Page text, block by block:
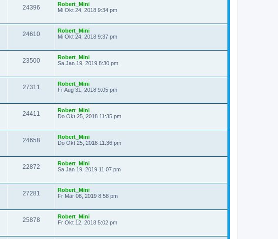
24396
Robert_Mini
Mi Okt 24, 2018 9:34 pm
24610
Robert_Mini
Mi Okt 24, 2018 9:37 pm
23500
Robert_Mini
Sa Jan 19, 2019 8:30 pm
27311
Robert_Mini
Fr Aug 31, 2018 9:05 pm
24411
Robert_Mini
Do Okt 25, 2018 11:35 pm
24658
Robert_Mini
Do Okt 25, 2018 11:36 pm
22872
Robert_Mini
Sa Jan 19, 2019 11:07 pm
27281
Robert_Mini
Fr Mär 08, 2019 8:58 pm
25878
Robert_Mini
Fr Okt 12, 2018 5:02 pm